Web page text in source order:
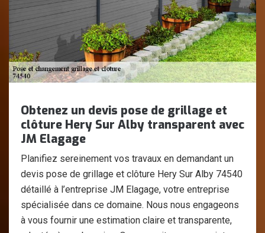
Obtenez un devis pose de grillage et
clôture Hery Sur Alby transparent avec
JM Elagage
Planifiez sereinement vos travaux en demandant un
devis pose de grillage et clôture Hery Sur Alby 74540
détaillé à l’entreprise JM Elagage, votre entreprise
spécialisée dans ce domaine. Nous nous engageons
à vous fournir une estimation claire et transparente,